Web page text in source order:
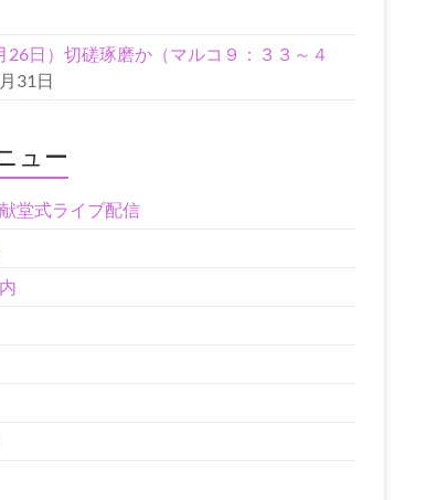
26日）切磋琢磨か（マルコ９：３３～４
31日
ュー
堂式ライブ配信